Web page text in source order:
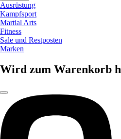
Ausrüstung
Kampfsport
Martial Arts
Fitness
Sale und Restposten
Marken
Wird zum Warenkorb